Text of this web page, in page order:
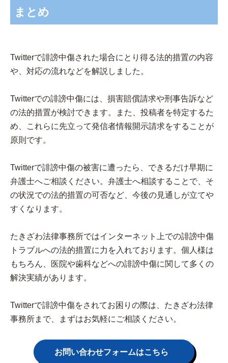
まとめ
Twitterで誹謗中傷された場合にとり得る法的措置の内容
や、対応の流れなどを解説しました。
Twitterでの誹謗中傷には、損害賠償請求や刑事告訴など
の法的措置が検討できます。また、投稿者を特定するた
め、これらに先立って発信者情報開示請求をすることが
原則です。
Twitterで誹謗中傷の被害に遭ったら、できるだけ早期に
弁護士へご相談ください。弁護士へ相談することで、そ
の状況での法的措置の可否など、今後の見通しが立てや
すくなります。
たきざわ法律事務所ではインターネット上での誹謗中傷
トラブルへの法的措置に力を入れております。個人様は
もちろん、医院や歯科などへの誹謗中傷に関して多くの
解決実績があります。
Twitterで誹謗中傷をされてお困りの際は、たきざわ法律
事務所まで、まずはお気軽にご相談ください。
お問い合わせフォームはこちら